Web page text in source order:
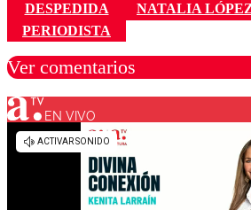
DESPEDIDA
NATALIA
PERIODISTA
Ver comentarios
Los comentarios son moderados
diálogo
EN VIVO